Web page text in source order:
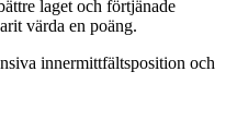
laget och förtjänade
värda en poäng.
innermittfältsposition och